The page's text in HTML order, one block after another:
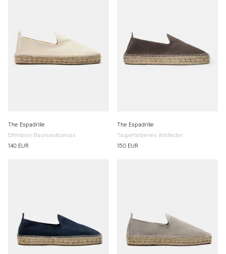
The Espadrille
Elfenbein Baumwollcanvas
140 EUR
The Espadrille
Taupefarbenes Wildleder
150 EUR